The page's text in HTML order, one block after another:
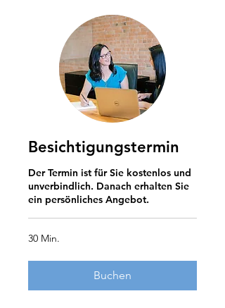
Besichtigungstermin
Der Termin ist für Sie kostenlos und
unverbindlich. Danach erhalten Sie
ein persönliches Angebot.
30 Min.
Buchen